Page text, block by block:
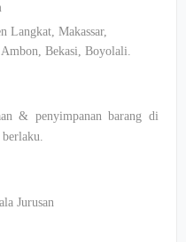
Langkat, Makassar,
Bekasi, Boyolali.
& penyimpanan barang di
berlaku.
Jurusan